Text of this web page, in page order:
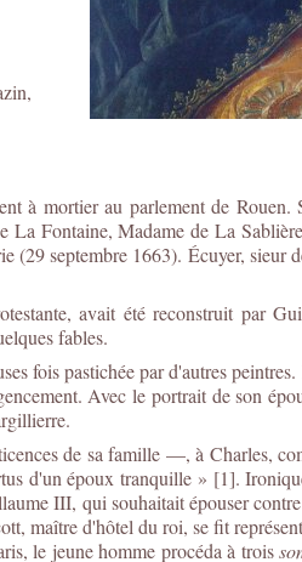
à mortier au parlement de
Fontaine, Madame de La
(29 septembre 1663). Écuyer, sieur
avait été reconstruit par
fables.
fois pastichée par d'autres
Avec le portrait de son
de sa famille —, à Charles,
d'un époux tranquille » [1].
III, qui souhaitait épouser
maître d'hôtel du roi, se fit
le jeune homme procéda à trois